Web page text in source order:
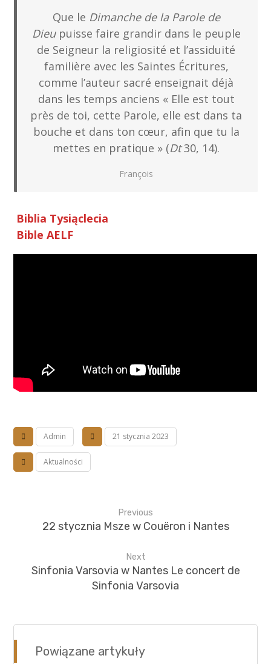
Que le Dimanche de la Parole de
Dieupuisse faire grandir dans le peuple
de Seigneur la religiosité et l’assiduité
familière avec les Saintes Écritures,
comme l’auteur sacré enseignait déjà
dans les temps anciens « Elle est tout
près de toi, cette Parole, elle est dans ta
bouche et dans ton cœur, afin que tu la
mettes en pratique » (Dt30, 14).
François
Biblia Tysiąclecia
Bible AELF
Admin 21 stycznia 2023
Aktualności
Previous
22 stycznia Msze w Couëron i Nantes
Next
Sinfonia Varsovia w Nantes Le concert de
Sinfonia Varsovia
Powiązane artykuły